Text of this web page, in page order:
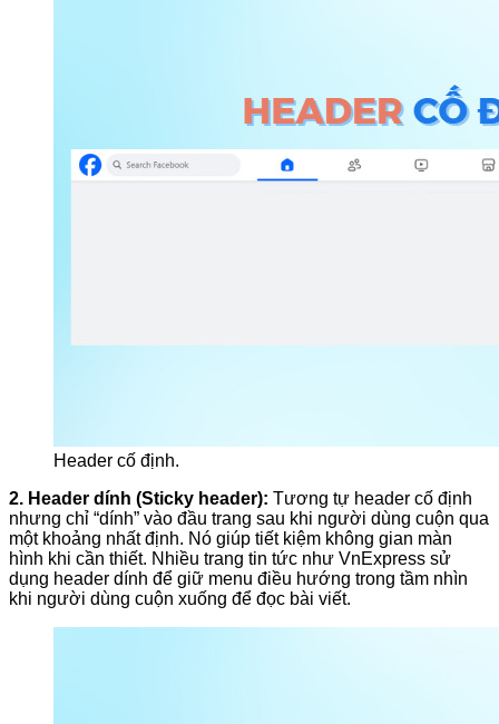
Header cố định.
2. Header dính (Sticky header): Tương tự header cố định
nhưng chỉ “dính” vào đầu trang sau khi người dùng cuộn qua
một khoảng nhất định. Nó giúp tiết kiệm không gian màn
hình khi cần thiết. Nhiều trang tin tức như VnExpress sử
dụng header dính để giữ menu điều hướng trong tầm nhìn
khi người dùng cuộn xuống để đọc bài viết.